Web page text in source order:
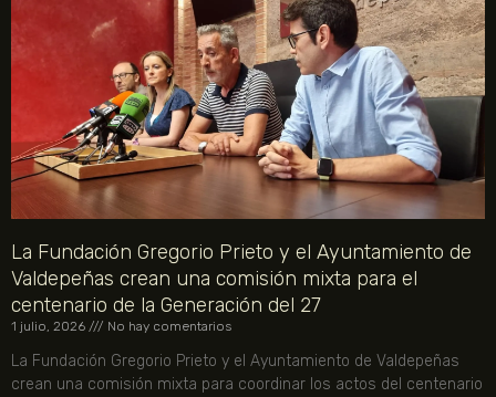
La Fundación Gregorio Prieto y el Ayuntamiento de
Valdepeñas crean una comisión mixta para el
centenario de la Generación del 27
1 julio, 2026 No hay comentarios
La Fundación Gregorio Prieto y el Ayuntamiento de Valdepeñas
crean una comisión mixta para coordinar los actos del centenario